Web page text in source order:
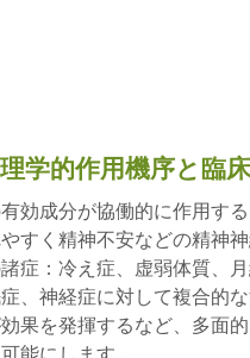
学的作用機序と臨
効成分が協働的に作用す
すく精神不安などの精神
症：冷え症、虚弱体質、
、神経症に対して複合的
果を発揮するなど、多面
能にします。